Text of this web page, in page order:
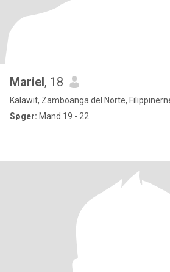
Mariel, 18
Kalawit, Zamboanga del Norte,
Søger: Mand 19 - 22